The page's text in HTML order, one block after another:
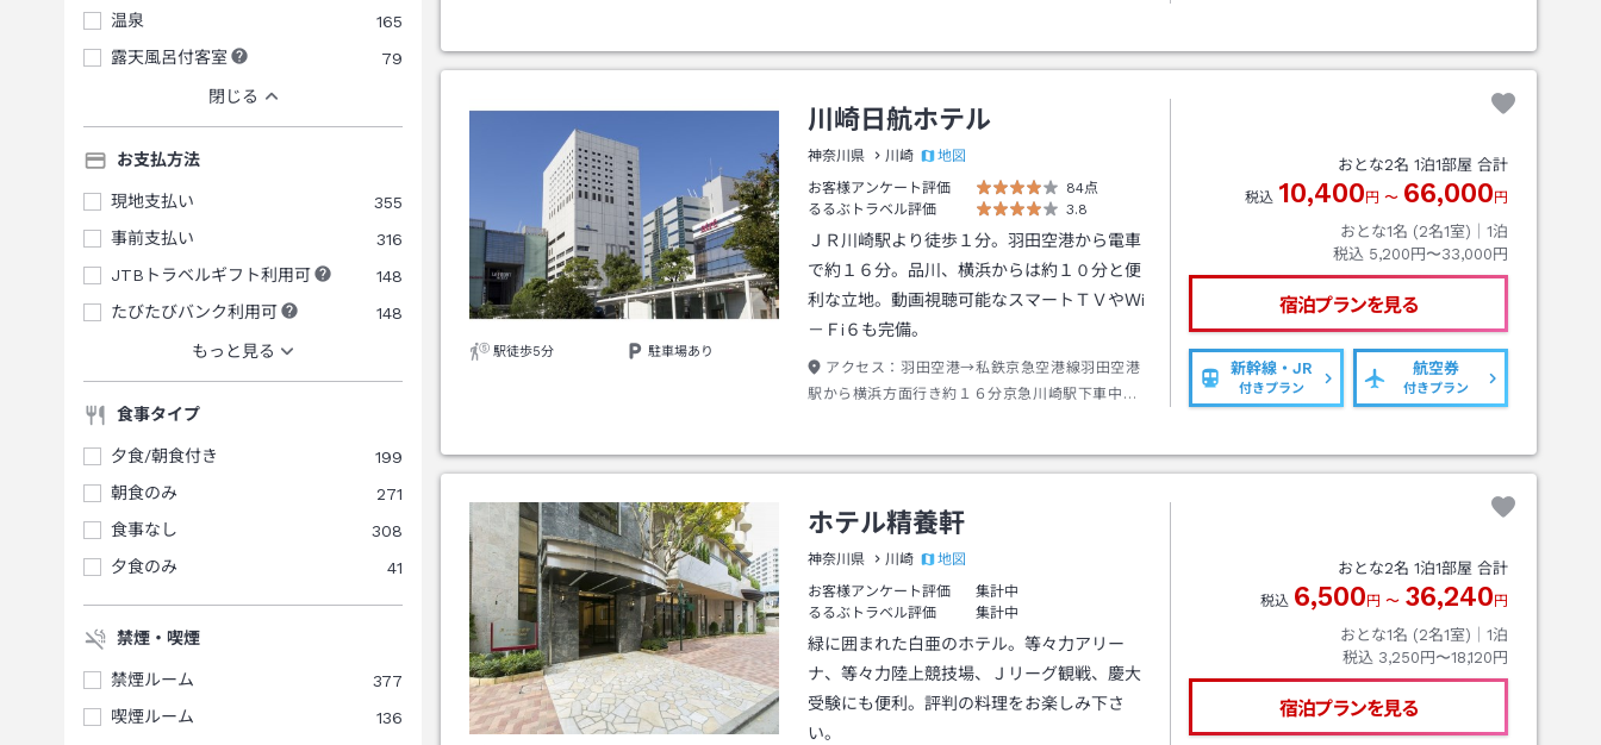
温泉
165
露天風呂付客室
79
閉じる
お支払方法
現地支払い
355
事前支払い
316
JTBトラベルギフト利用可
148
たびたびバンク利用可
148
もっと見る
食事タイプ
夕食/朝食付き
199
朝食のみ
271
食事なし
308
夕食のみ
41
禁煙・喫煙
禁煙ルーム
377
喫煙ルーム
136
駅徒歩5分 駐車場あり
川崎日航ホテル
神奈川県 川崎
地図
お客様アンケート評価
84点
るるぶトラベル評価
3.8
ＪＲ川崎駅より徒歩１分。羽田空港から電車
で約１６分。品川、横浜からは約１０分と便
利な立地。動画視聴可能なスマートＴＶやＷi
－Ｆi６も完備。
アクセス： 羽田空港→私鉄京急空港線羽田空港
駅から横浜方面行き約１６分京急川崎駅下車中央
おとな2名 1泊1部屋 合計
税込 10,400 円 〜 66,000 円
おとな1名 (2名1室)｜ 1泊
税込 5,200円〜33,000円
宿泊プランを見る
新幹線・JR
付きプラン
航空券
付きプラン
ホテル精養軒
神奈川県 川崎
地図
お客様アンケート評価
集計中
るるぶトラベル評価
集計中
緑に囲まれた白亜のホテル。等々力アリー
ナ、等々力陸上競技場、Ｊリーグ観戦、慶大
受験にも便利。評判の料理をお楽しみ下さ
い。
おとな2名 1泊1部屋 合計
税込 6,500 円 〜 36,240 円
おとな1名 (2名1室)｜ 1泊
税込 3,250円〜18,120円
宿泊プランを見る